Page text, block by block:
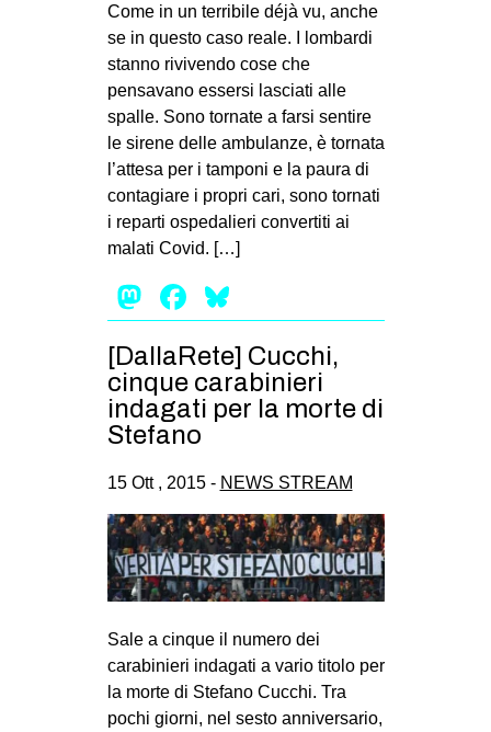
AFRICA
ESTREMO ORIENTE
EUROPA
MEDIO ORIENTE
MONDO
EVENTI
tw
ms
SEARCH
Come in un terribile déjà vu, anche
se in questo caso reale. I lombardi
stanno rivivendo cose che
pensavano essersi lasciati alle
spalle. Sono tornate a farsi sentire
le sirene delle ambulanze, è tornata
l’attesa per i tamponi e la paura di
contagiare i propri cari, sono tornati
i reparti ospedalieri convertiti ai
malati Covid. […]
Mastodon
Facebook
[DallaRete] Cucchi,
cinque carabinieri
indagati per la morte di
Stefano
15 Ott , 2015 - NEWS STREAM
Sale a cinque il numero dei
carabinieri indagati a vario titolo per
la morte di Stefano Cucchi. Tra
pochi giorni, nel sesto anniversario,